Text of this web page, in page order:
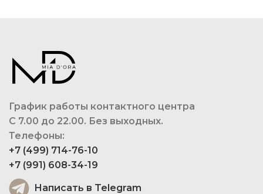
График работы контактного центра
С 7.00 до 22.00. Без выходных.
Телефоны:
+7 (499) 714-76-10
+7 (991) 608-34-19
Написать в Telegram